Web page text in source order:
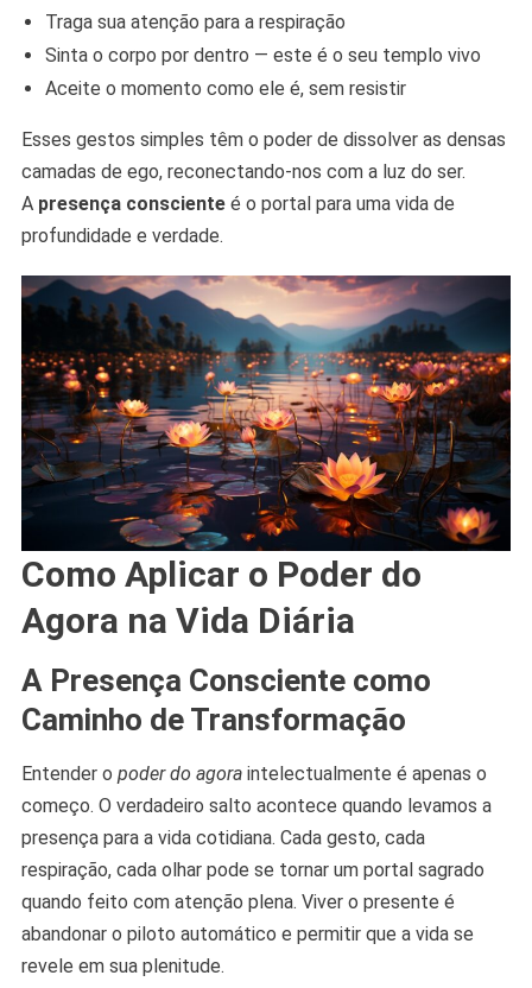
Traga sua atenção para a respiração
Sinta o corpo por dentro — este é o seu templo vivo
Aceite o momento como ele é, sem resistir
Esses gestos simples têm o poder de dissolver as densas
camadas de ego, reconectando-nos com a luz do ser.
A presença conscienteé o portal para uma vida de
profundidade e verdade.
Como Aplicar o Poder do
Agora na Vida Diária
A Presença Consciente como
Caminho de Transformação
Entender o poder do agoraintelectualmente é apenas o
começo. O verdadeiro salto acontece quando levamos a
presença para a vida cotidiana. Cada gesto, cada
respiração, cada olhar pode se tornar um portal sagrado
quando feito com atenção plena. Viver o presente é
abandonar o piloto automático e permitir que a vida se
revele em sua plenitude.